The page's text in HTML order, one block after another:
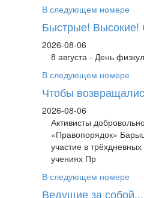
В следующем номере
Быстрые! Высокие!
2026-08-06
8 августа - День
В следующем номере
Чтобы
2026-08-06
Активисты
«Правопорядок»
участие в
учениях Пр
В следующем номере
Ведущие за собой...